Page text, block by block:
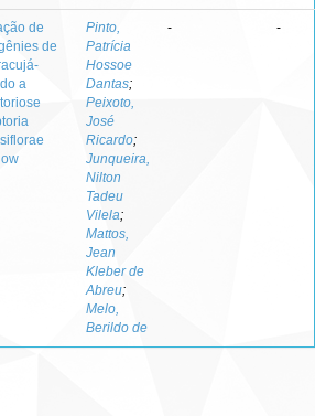
de
de
a
Pinto,
Patrícia
Hossoe
Dantas;
Peixoto,
José
Ricardo;
Junqueira,
Nilton
Tadeu
Vilela;
Mattos,
Jean
Kleber de
Abreu;
Melo,
Berildo de
- -